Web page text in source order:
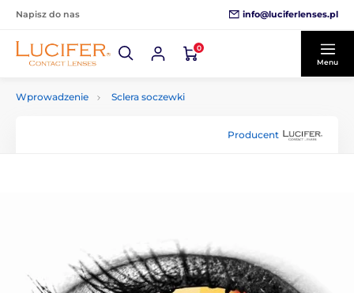
Napisz do nas info@luciferlenses.pl
0
Menu
Wprowadzenie Sclera soczewki
Producent